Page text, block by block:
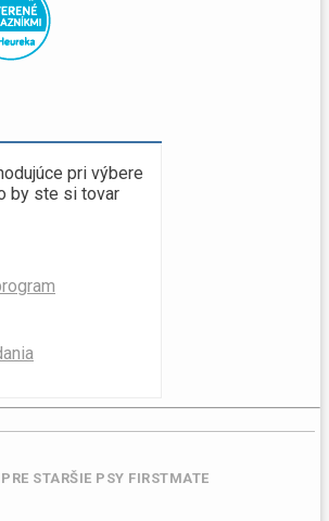
pri výbere
by ste si tovar
STARŠIE PSY FIRSTMATE